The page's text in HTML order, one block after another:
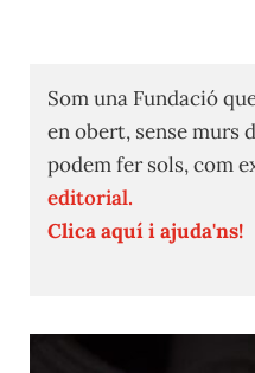
Som una Fundació
en obert, sense murs
podem fer sols, com
editorial.
Clica aquí i ajuda'ns!